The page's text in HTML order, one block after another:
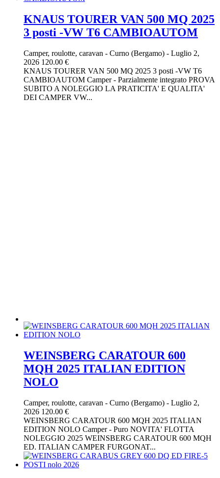
KNAUS TOURER VAN 500 MQ 2025
3 posti -VW T6 CAMBIOAUTOM
Camper, roulotte, caravan - Curno (Bergamo) - Luglio 2,
2026 120.00 €
KNAUS TOURER VAN 500 MQ 2025 3 posti -VW T6
CAMBIOAUTOM Camper - Parzialmente integrato PROVA
SUBITO A NOLEGGIO LA PRATICITA' E QUALITA'
DEI CAMPER VW...
WEINSBERG CARATOUR 600
MQH 2025 ITALIAN EDITION
NOLO
Camper, roulotte, caravan - Curno (Bergamo) - Luglio 2,
2026 120.00 €
WEINSBERG CARATOUR 600 MQH 2025 ITALIAN
EDITION NOLO Camper - Puro NOVITA' FLOTTA
NOLEGGIO 2025 WEINSBERG CARATOUR 600 MQH
ED. ITALIAN CAMPER FURGONAT...